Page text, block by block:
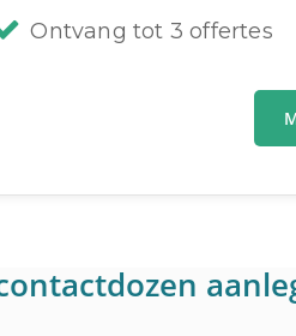
Ontvang tot 3 offertes